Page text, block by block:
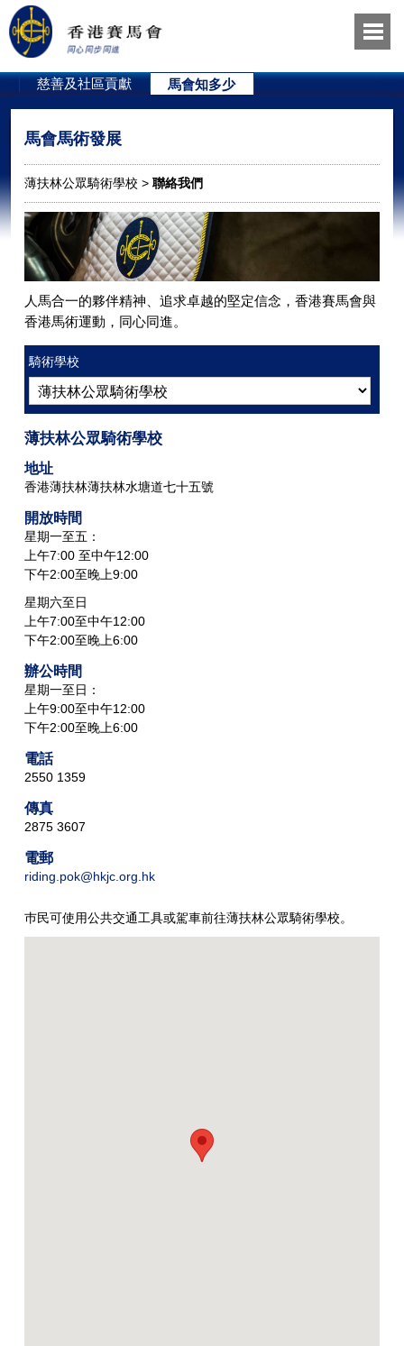
慈善及社區貢獻 馬會知多少
馬會馬術發展
薄扶林公眾騎術學校 >聯絡我們
人馬合一的夥伴精神、追求卓越的堅定信念，香港賽馬會與
香港馬術運動，同心同進。
騎術學校
薄扶林公眾騎術學校
地址
香港薄扶林薄扶林水塘道七十五號
開放時間
星期一至五：
上午7:00 至中午12:00
下午2:00至晚上9:00
星期六至日
上午7:00至中午12:00
下午2:00至晚上6:00
辦公時間
星期一至日：
上午9:00至中午12:00
下午2:00至晚上6:00
電話
2550 1359
傳真
2875 3607
電郵
riding.pok@hkjc.org.hk
巿民可使用公共交通工具或駕車前往薄扶林公眾騎術學校。